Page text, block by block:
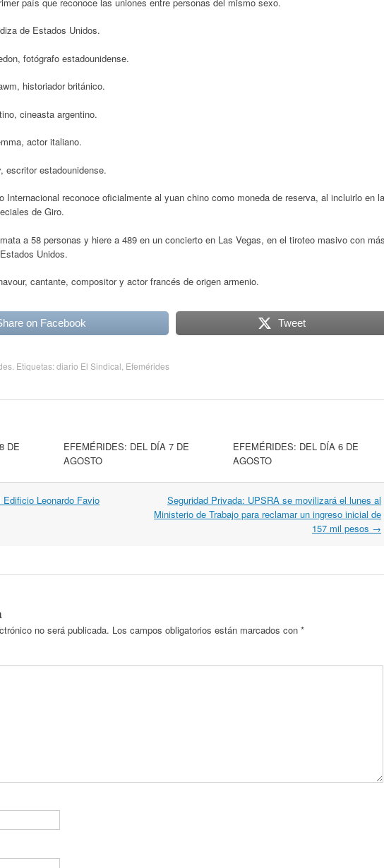
de Estados Unidos.
fotógrafo estadounidense.
historiador británico.
cineasta argentino.
actor italiano.
escritor estadounidense.
Internacional reconoce oficialmente al yuan chino como moneda de reserva, al incluirlo en la
de Giro.
a 58 personas y hiere a 489 en un concierto en Las Vegas, en el tiroteo masivo con
Unidos.
cantante, compositor y actor francés de origen armenio.
on Facebook Tweet
. Etiquetas:diario El Sindical Efemérides
DE
EFEMÉRIDES: DEL DÍA 7 DE
AGOSTO
EFEMÉRIDES: DEL DÍA 6 DE
AGOSTO
Leonardo Favio
Seguridad Privada: UPSRA se movilizará el lunes al
Ministerio de Trabajo para reclamar un ingreso inicial de
157 mil pesos →
no será publicada. Los campos obligatorios están marcados con *